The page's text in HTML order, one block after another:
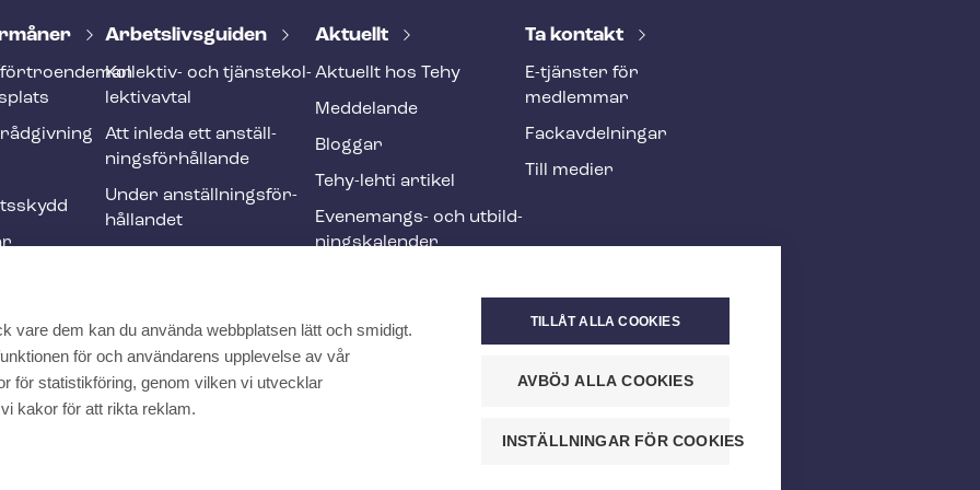
Ar­bets­livs­gui­den
Kollektiv- och tjäns­te­kol­
lek­tivav­tal
Att inleda ett an­ställ­
nings­för­hål­lan­de
Under an­ställ­nings­för­
hål­lan­det
Internationell
rekrytering inom social-
Aktuellt
Aktuellt hos Tehy
Meddelande
Bloggar
Tehy-lehti artikel
Evenemangs- och ut­bild­
nings­ka­len­der
Ta kontakt
E-tjänster för
medlemmar
Fackav­del­ning­ar
Till medier
vare dem kan du använda webbplatsen lätt och smidigt.
för och användarens upplevelse av vår
för statistikföring, genom vilken vi utvecklar
kakor för att rikta reklam.
TILLÅT ALLA COOKIES
AVBÖJ ALLA COOKIES
INSTÄLLNINGAR FÖR COOKIES